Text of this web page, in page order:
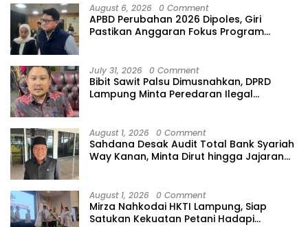
August 6, 2026 0 Comment
APBD Perubahan 2026 Dipoles, Giri
Pastikan Anggaran Fokus Program
July 31, 2026 0 Comment
Bibit Sawit Palsu Dimusnahkan, DPRD
Lampung Minta Peredaran Ilegal
August 1, 2026 0 Comment
Sahdana Desak Audit Total Bank Syariah
Way Kanan, Minta Dirut hingga Jajaran
August 1, 2026 0 Comment
Mirza Nahkodai HKTI Lampung, Siap
Satukan Kekuatan Petani Hadapi